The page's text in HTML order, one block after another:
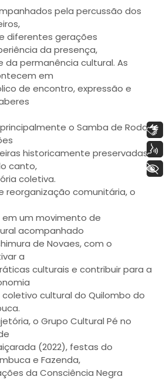
pela percussão dos
diferentes gerações
da presença,
permanência cultural. As
em
de encontro, expressão e
o Samba de Roda
historicamente preservadas
canto,
coletiva.
reorganização comunitária, o
um movimento de
acompanhado
de Novaes, com o
a
culturais e contribuir para a
cultural do Quilombo do
o Grupo Cultural Pé no
(2022), festas do
e Fazenda,
da Consciência Negra
Libras
Voz